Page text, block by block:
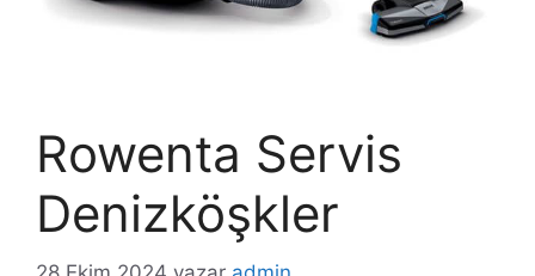
Rowenta Servis
Denizköşkler